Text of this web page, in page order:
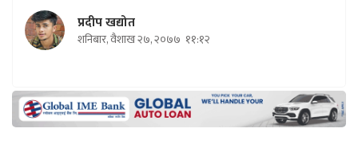
प्रदीप खद्योत
शनिबार, वैशाख २७, २०७७ ११:१२